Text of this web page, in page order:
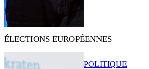
ÉLECTIONS EUROPÉENNES
POLITIQUE